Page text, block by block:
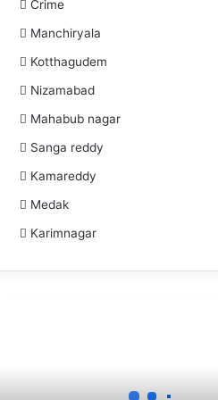
Crime
Manchiryala
Kotthagudem
Nizamabad
Mahabub nagar
Sanga reddy
Kamareddy
Medak
Karimnagar